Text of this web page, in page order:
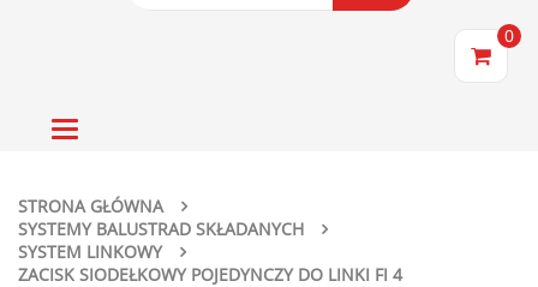
0
Toggle
STRONA GŁÓWNA
SYSTEMY BALUSTRAD SKŁADANYCH
SYSTEM LINKOWY
ZACISK SIODEŁKOWY POJEDYNCZY DO LINKI FI 4